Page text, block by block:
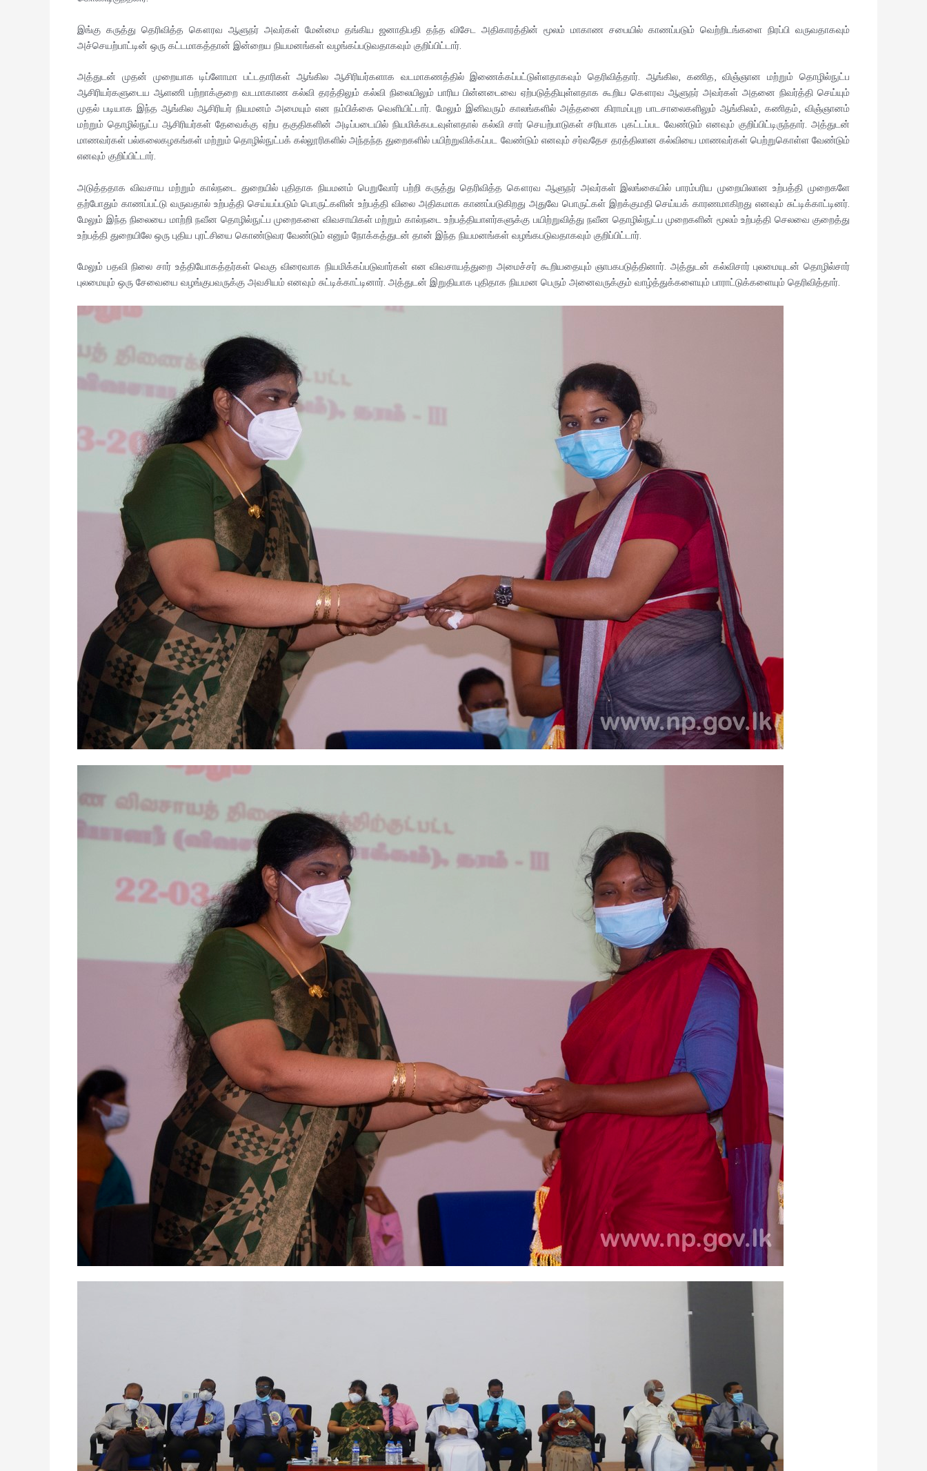
இங்கு கருத்து தெரிவித்த கௌரவ ஆளுநர் அவர்கள் மேன்மை தங்கிய ஜனாதிபதி தந்த விசேட அதிகாரத்தின் மூலம் மாகாண சபையில் காணப்படும் வெற்றிடங்களை நிரப்பி வருவதாகவும்
அச்செயற்பாட்டின் ஒரு கட்டமாகத்தான் இன்றைய நியமனங்கள் வழங்கப்படுவதாகவும் குறிப்பிட்டார்.
அத்துடன் முதன் முறையாக டிப்ளோமா பட்டதாரிகள் ஆங்கில ஆசிரியர்களாக வடமாகணத்தில் இணைக்கப்பட்டுள்ளதாகவும் தெரிவித்தார். ஆங்கில, கணித, விஞ்ஞான மற்றும் தொழில்நுட்ப
ஆசிரியர்களுடைய ஆளணி பற்றாக்குறை வடமாகாண கல்வி தரத்திலும் கல்வி நிலையிலும் பாரிய பின்னடைவை ஏற்படுத்தியுள்ளதாக கூறிய கௌரவ ஆளுநர் அவர்கள் அதனை நிவர்த்தி செய்யும்
முதல் படியாக இந்த ஆங்கில ஆசிரியர் நியமனம் அமையும் என நம்பிக்கை வெளியிட்டார். மேலும் இனிவரும் காலங்களில் அத்தனை கிராமப்புற பாடசாலைகளிலும் ஆங்கிலம், கணிதம், விஞ்ஞானம்
மற்றும் தொழில்நுட்ப ஆசிரியர்கள் தேவைக்கு ஏற்ப தகுதிகளின் அடிப்படையில் நியமிக்கபடவுள்ளதால் கல்வி சார் செயற்பாடுகள் சரியாக புகட்டப்பட வேண்டும் எனவும் குறிப்பிட்டிருந்தார். அத்துடன்
மாணவர்கள் பல்கலைகழகங்கள் மற்றும் தொழில்நுட்பக் கல்லூரிகளில் அந்தந்த துறைகளில் பயிற்றுவிக்கப்பட வேண்டும் எனவும் சர்வதேச தரத்திலான கல்வியை மாணவர்கள் பெற்றுகொள்ள வேண்டும்
எனவும் குறிப்பிட்டார்.
அடுத்ததாக விவசாய மற்றும் கால்நடை துறையில் புதிதாக நியமனம் பெறுவோர் பற்றி கருத்து தெரிவித்த கௌரவ ஆளுநர் அவர்கள் இலங்கையில் பாரம்பரிய முறையிலான உற்பத்தி முறைகளே
தற்போதும் காணப்பட்டு வருவதால் உற்பத்தி செய்யப்படும் பொருட்களின் உற்பத்தி விலை அதிகமாக காணப்படுகிறது அதுவே பொருட்கள் இறக்குமதி செய்யக் காரணமாகிறது எனவும் சுட்டிக்காட்டினர்.
மேலும் இந்த நிலையை மாற்றி நவீன தொழில்நுட்ப முறைகளை விவசாயிகள் மற்றும் கால்நடை உற்பத்தியாளர்களுக்கு பயிற்றுவித்து நவீன தொழில்நுட்ப முறைகளின் மூலம் உற்பத்தி செலவை குறைத்து
உற்பத்தி துறையிலே ஒரு புதிய புரட்சியை கொண்டுவர வேண்டும் எனும் நோக்கத்துடன் தான் இந்த நியமனங்கள் வழங்கபடுவதாகவும் குறிப்பிட்டார்.
மேலும் பதவி நிலை சார் உத்தியோகத்தர்கள் வெகு விரைவாக நியமிக்கப்படுவார்கள் என விவசாயத்துறை அமைச்சர் கூறியதையும் ஞாபகபடுத்தினார். அத்துடன் கல்விசார் புலமையுடன் தொழில்சார்
புலமையும் ஒரு சேவையை வழங்குபவருக்கு அவசியம் எனவும் சுட்டிக்காட்டினார். அத்துடன் இறுதியாக புதிதாக நியமன பெரும் அனைவருக்கும் வாழ்த்துக்களையும் பாராட்டுக்களையும் தெரிவித்தார்.